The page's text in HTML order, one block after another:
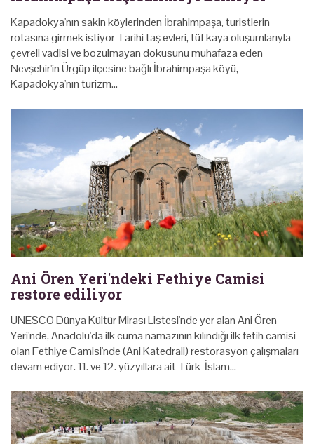
Kapadokya'nın sakin köylerinden İbrahimpaşa, turistlerin
rotasına girmek istiyor Tarihi taş evleri, tüf kaya oluşumlarıyla
çevreli vadisi ve bozulmayan dokusunu muhafaza eden
Nevşehir'in Ürgüp ilçesine bağlı İbrahimpaşa köyü,
Kapadokya'nın turizm…
Ani Ören Yeri'ndeki Fethiye Camisi
restore ediliyor
UNESCO Dünya Kültür Mirası Listesi'nde yer alan Ani Ören
Yeri'nde, Anadolu'da ilk cuma namazının kılındığı ilk fetih camisi
olan Fethiye Camisi'nde (Ani Katedrali) restorasyon çalışmaları
devam ediyor. 11⁠. ⁠ve 12. yüzyıllara ait Türk-İslam…